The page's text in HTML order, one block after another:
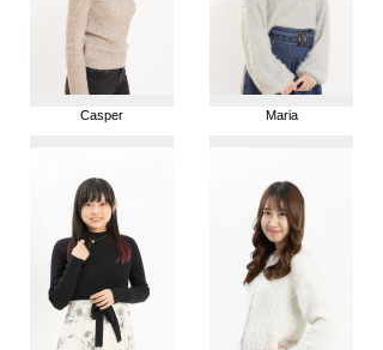
Casper Maria